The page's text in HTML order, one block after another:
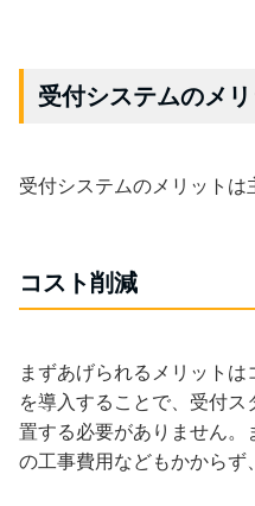
受付システムのメリ
受付システムのメリットは
コスト削減
まずあげられるメリット
を導入することで、受付
置する必要がありません
の工事費用などもかからず